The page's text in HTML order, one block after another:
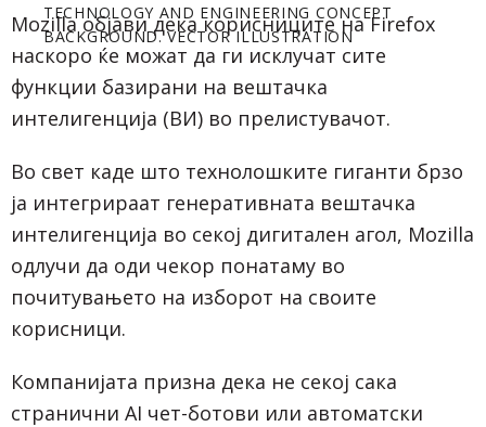
TECHNOLOGY AND ENGINEERING CONCEPT
BACKGROUND. VECTOR ILLUSTRATION
Mozilla објави дека корисниците на Firefox
наскоро ќе можат да ги исклучат сите
функции базирани на вештачка
интелигенција (ВИ) во прелистувачот.
Во свет каде што технолошките гиганти брзо
ја интегрираат генеративната вештачка
интелигенција во секој дигитален агол, Mozilla
одлучи да оди чекор понатаму во
почитувањето на изборот на своите
корисници.
Компанијата призна дека не секој сака
странични AI чет-ботови или автоматски